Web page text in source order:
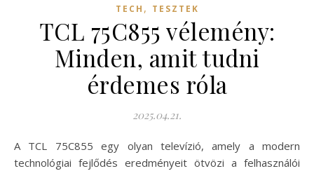
TECH , TESZTEK
TCL 75C855 vélemény:
Minden, amit tudni
érdemes róla
2025.04.21.
A TCL 75C855 egy olyan televízió, amely a modern
technológiai fejlődés eredményeit ötvözi a felhasználói